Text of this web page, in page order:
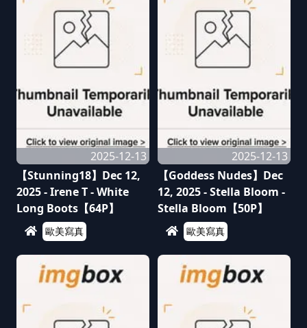
2025-12-13
【Stunning18】Dec 12,
2025 - Irene T - White
Long Boots【64P】
歐美寫真
2025-12-13
【Goddess Nudes】Dec
12, 2025 - Stella Bloom -
Stella Bloom【50P】
歐美寫真